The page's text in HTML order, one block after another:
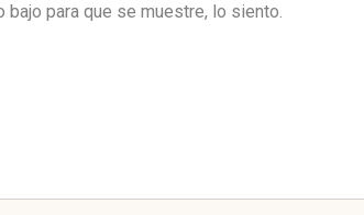
para que se muestre, lo siento.